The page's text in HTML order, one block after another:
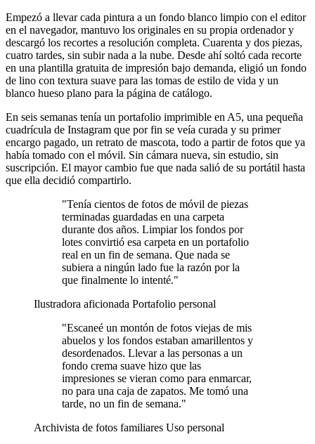
Empezó a llevar cada pintura a un fondo blanco limpio con el editor
en el navegador, mantuvo los originales en su propia ordenador y
descargó los recortes a resolución completa. Cuarenta y dos piezas,
cuatro tardes, sin subir nada a la nube. Desde ahí soltó cada recorte
en una plantilla gratuita de impresión bajo demanda, eligió un fondo
de lino con textura suave para las tomas de estilo de vida y un
blanco hueso plano para la página de catálogo.
En seis semanas tenía un portafolio imprimible en A5, una pequeña
cuadrícula de Instagram que por fin se veía curada y su primer
encargo pagado, un retrato de mascota, todo a partir de fotos que ya
había tomado con el móvil. Sin cámara nueva, sin estudio, sin
suscripción. El mayor cambio fue que nada salió de su portátil hasta
que ella decidió compartirlo.
"Tenía cientos de fotos de móvil de piezas
terminadas guardadas en una carpeta
durante dos años. Limpiar los fondos por
lotes convirtió esa carpeta en un portafolio
real en un fin de semana. Que nada se
subiera a ningún lado fue la razón por la
que finalmente lo intenté."
Ilustradora aficionada Portafolio personal
"Escaneé un montón de fotos viejas de mis
abuelos y los fondos estaban amarillentos y
desordenados. Llevar a las personas a un
fondo crema suave hizo que las
impresiones se vieran como para enmarcar,
no para una caja de zapatos. Me tomó una
tarde, no un fin de semana."
Archivista de fotos familiares Uso personal